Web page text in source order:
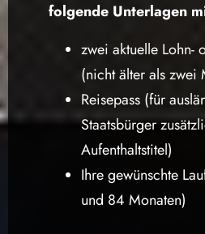
folgende Unterlagen
zwei aktuelle Lohn-
(nicht älter als zwei
Reisepass (für
Staatsbürger
Aufenthaltstitel)
Ihre gewünschte
und 84 Monaten)